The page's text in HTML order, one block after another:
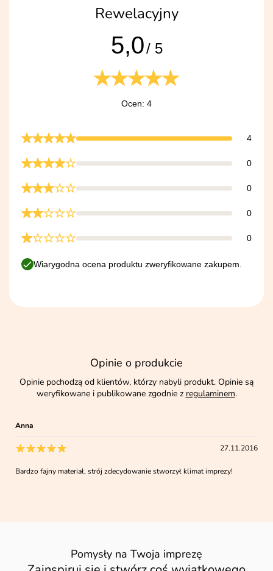
Rewelacyjny
5,0/ 5
Ocen: 4
4
0
0
0
0
Wiarygodna ocena produktu zweryfikowane zakupem.
Opinie o produkcie
Opinie pochodzą od klientów, którzy nabyli produkt. Opinie są
weryfikowane i publikowane zgodnie z regulaminem.
Anna
27.11.2016
Bardzo fajny materiał, strój zdecydowanie stworzył klimat imprezy!
Pomysły na Twoja imprezę